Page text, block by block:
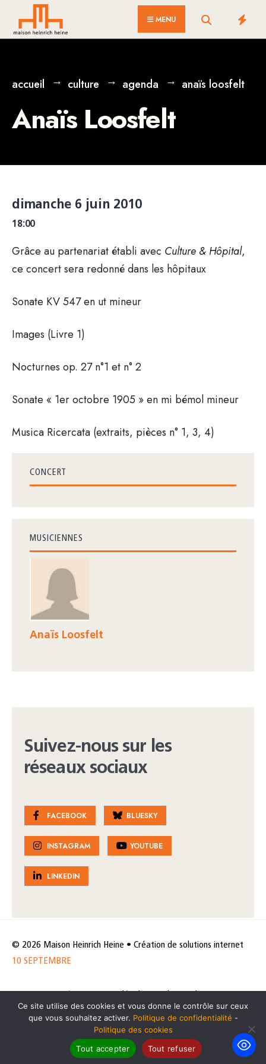
MENU
accueil culture agenda anaïs loosfelt
Anaïs Loosfelt
dimanche 6 juin 2010
18:00
Grâce au partenariat établi avec Culture & Hôpital,
ce concert sera redonné dans les hôpitaux
Sonate KV 547 en ut mineur
Images (Livre 1)
Nocturnes op. 27 n°1 et n° 2
Sonate « 1er octobre 1905 » en mi bémol mineur
Musica Ricercata (extraits, pièces n° 1, 3, 4)
CONCERT
MUSICIENNES
Anaïs Loosfelt
Suivez-nous sur les
réseaux sociaux
FACEBOOK BLUESKY
INSTAGRAM YOUTUBE
LINKEDIN
© 2026 Maison Heinrich Heine • Création de solutions internet
10 SEPTEMBRE
de données
Politique des cookies
Ce site utilise des cookies et vous donne le contrôle sur ceux
que vous souhaitez activer. Politique de confidentialité -
Politique des cookies
Tout accepter
Tout refuser